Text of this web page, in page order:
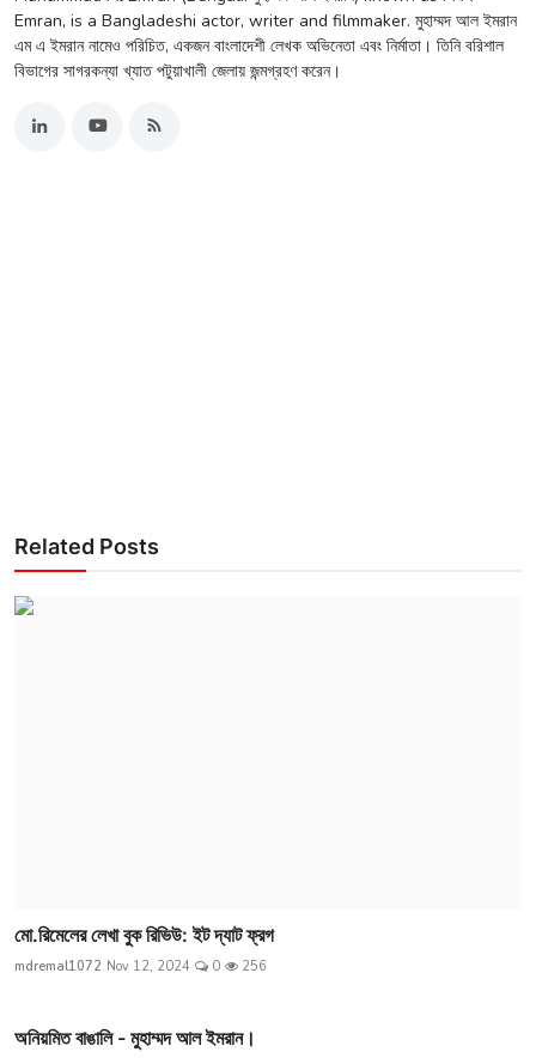
Emran, is a Bangladeshi actor, writer and filmmaker. মুহাম্মদ আল ইমরান
এম এ ইমরান নামেও পরিচিত, একজন বাংলাদেশী লেখক অভিনেতা এবং নির্মাতা। তিনি বরিশাল
বিভাগের সাগরকন্যা খ্যাত পটুয়াখালী জেলায় জন্মগ্রহণ করেন।
Related Posts
মো.রিমেলের লেখা বুক রিভিউ: ইট দ্যাট ফ্রগ
mdremal1072 Nov 12, 2024 0 256
অনিয়মিত বাঙালি - মুহাম্মদ আল ইমরান।